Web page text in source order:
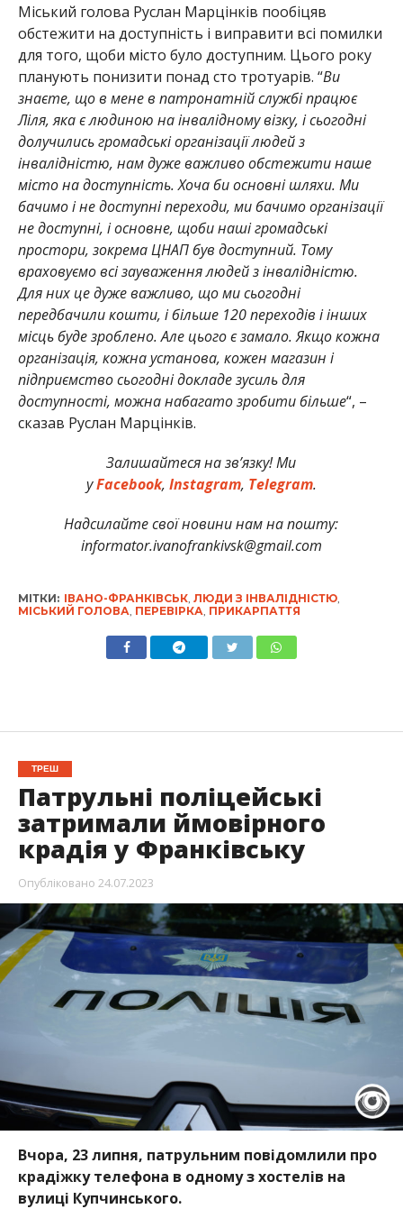
Міський голова Руслан Марцінків пообіцяв
обстежити на доступність і виправити всі помилки
для того, щоби місто було доступним. Цього року
планують понизити понад сто тротуарів. “Ви
знаєте, що в мене в патронатній службі працює
Ліля, яка є людиною на інвалідному візку, і сьогодні
долучились громадські організації людей з
інвалідністю, нам дуже важливо обстежити наше
місто на доступність. Хоча би основні шляхи. Ми
бачимо і не доступні переходи, ми бачимо організації
не доступні, і основне, щоби наші громадські
простори, зокрема ЦНАП був доступний. Тому
враховуємо всі зауваження людей з інвалідністю.
Для них це дуже важливо, що ми сьогодні
передбачили кошти, і більше 120 переходів і інших
місць буде зроблено. Але цього є замало. Якщо кожна
організація, кожна установа, кожен магазин і
підприємство сьогодні докладе зусиль для
доступності, можна набагато зробити більше“, –
сказав Руслан Марцінків.
Залишайтеся на зв’язку! Ми
уFacebook, Instagram, Telegram.
Надсилайте свої новини нам на пошту:
informator.ivanofrankivsk@gmail.com
МІТКИ: ІВАНО-ФРАНКІВСЬК, ЛЮДИ З ІНВАЛІДНІСТЮ,
МІСЬКИЙ ГОЛОВА ПЕРЕВІРКА ПРИКАРПАТТЯ
ТРЕШ
Патрульні поліцейські
затримали ймовірного
крадія у Франківську
Опубліковано 24.07.2023
Вчора, 23 липня, патрульним повідомлили про
крадіжку телефона в одному з хостелів на
вулиці Купчинського.